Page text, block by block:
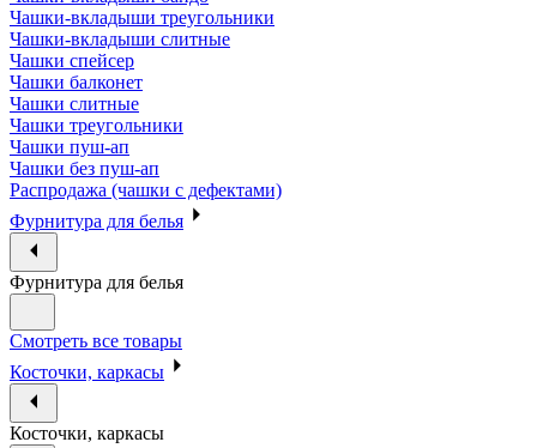
Чашки-вкладыши треугольники
Чашки-вкладыши слитные
Чашки спейсер
Чашки балконет
Чашки слитные
Чашки треугольники
Чашки пуш-ап
Чашки без пуш-ап
Распродажа (чашки с дефектами)
Фурнитура для белья
Фурнитура для белья
Смотреть все товары
Косточки, каркасы
Косточки, каркасы